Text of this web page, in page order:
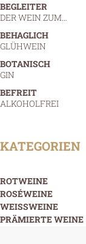
BEGLEITER
DER WEIN ZUM…
BEHAGLICH
GLÜHWEIN
BOTANISCH
GIN
BEFREIT
ALKOHOLFREI
KATEGORIEN
ROTWEINE
ROSÉWEINE
WEISSWEINE
PRÄMIERTE WEINE